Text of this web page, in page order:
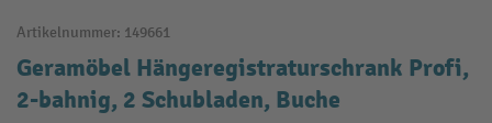
Artikelnummer: 149661
Geramöbel Hängeregistraturschrank Profi,
2-bahnig, 2 Schubladen, Buche